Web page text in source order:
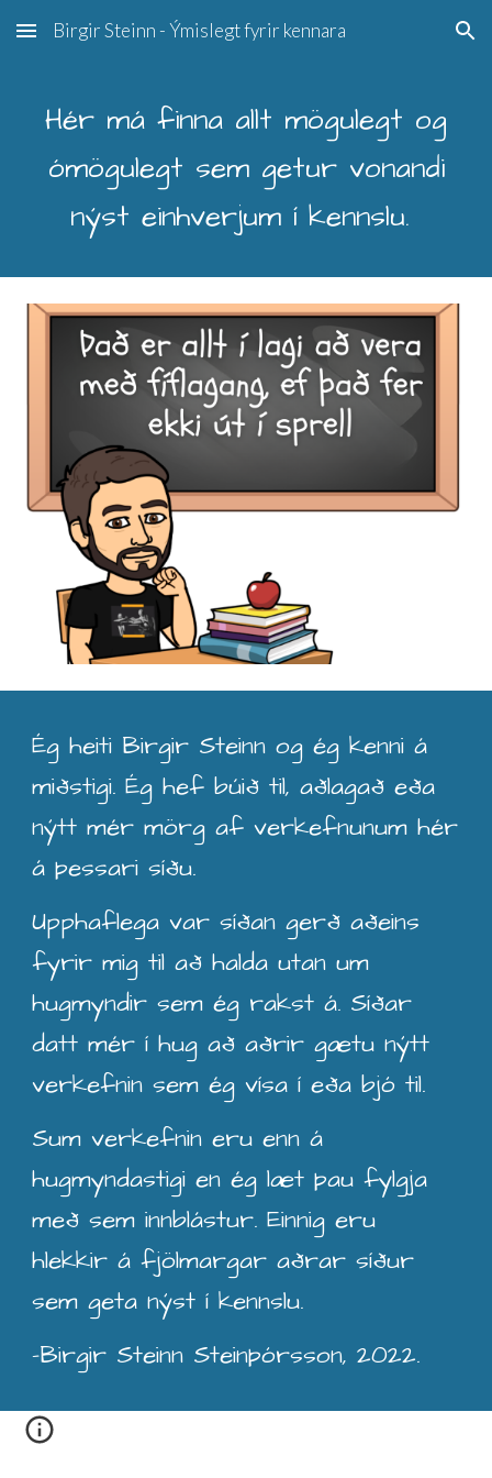
Skip to main content Skip to navigation
Birgir Steinn - Ýmislegt fyrir kennara
Hér má finna allt mögulegt og
ómögulegt sem getur vonandi
nýst einhverjum í kennslu.
Ég heiti Birgir Steinn og ég kenni á
miðstigi. Éghef búið til, aðlagað eða
nýtt mér mörg af verkefnunum hér
á þessari síðu.
Upphaflega var síðan gerð aðeins
fyrir mig til að halda utan um
hugmyndir sem ég rakst á. Síðar
datt mér í hug að aðrir gætu nýtt
verkefnin sem ég vísa í eða bjó til.
Sum verkefnin eru enn á
hugmyndastigi en ég læt þau fylgja
með sem innblástur. Einnig eru
hlekkir á fjölmargaraðrar síður
sem geta nýst í kennslu.
-Birgir Steinn Steinþórsson, 2022.